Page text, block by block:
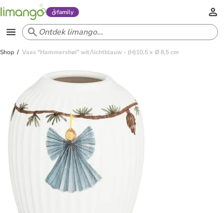
family
Shop Vaas "Hammershøi" wit/lichtblauw - (H)10,5 x Ø 8,5 cm